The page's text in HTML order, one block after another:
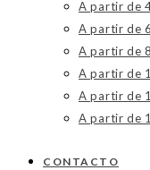
A partir de
A partir de
A partir de
A partir de
A partir de
A partir de
CONTACTO